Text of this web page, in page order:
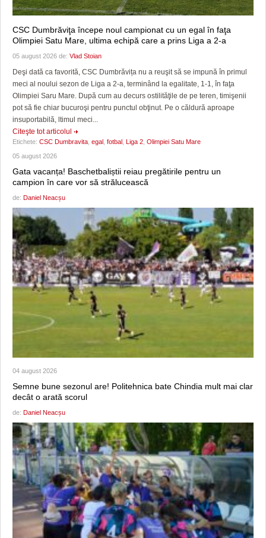
CSC Dumbrăviţa începe noul campionat cu un egal în faţa
Olimpiei Satu Mare, ultima echipă care a prins Liga a 2-a
05 august 2026 de: Vlad Stoian
Deşi dată ca favorită, CSC Dumbrăvița nu a reuşit să se impună în primul
meci al noului sezon de Liga a 2-a, terminând la egalitate, 1-1, în faţa
Olimpiei Saru Mare. După cum au decurs ostilităţile de pe teren, timişenii
pot să fie chiar bucuroşi pentru punctul obţinut. Pe o căldură aproape
insuportabilă, ltimul meci...
Citeşte tot articolul
Etichete: CSC Dumbravita egal fotbal Liga 2 Olimpiei Satu Mare
05 august 2026
Gata vacanța! Baschetbaliștii reiau pregătirile pentru un
campion în care vor să strălucească
de: Daniel Neacșu
04 august 2026
Semne bune sezonul are! Politehnica bate Chindia mult mai clar
decât o arată scorul
de: Daniel Neacșu